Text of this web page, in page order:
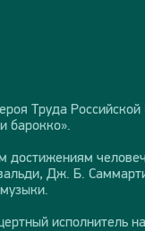
Труда
барокко».
Дж. Б.
исполнитель